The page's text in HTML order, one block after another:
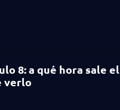
8: a qué hora sale el
verlo